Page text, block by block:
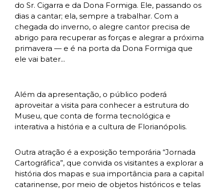
do Sr. Cigarra e da Dona Formiga. Ele, passando os
dias a cantar; ela, sempre a trabalhar. Com a
chegada do inverno, o alegre cantor precisa de
abrigo para recuperar as forças e alegrar a próxima
primavera — e é na porta da Dona Formiga que
ele vai bater...
Além da apresentação, o público poderá
aproveitar a visita para conhecer a estrutura do
Museu, que conta de forma tecnológica e
interativa a história e a cultura de Florianópolis.
Outra atração é a exposição temporária “Jornada
Cartográfica”, que convida os visitantes a explorar a
história dos mapas e sua importância para a capital
catarinense, por meio de objetos históricos e telas